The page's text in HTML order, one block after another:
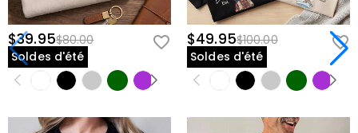
$39.95$80.00
Soldes d'été
$49.95$100.00
Soldes d'été